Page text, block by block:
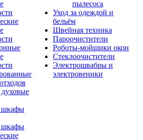
шкафы
шкафы
пылесоса
Уход за одеждой и
бельём
Швейная техника
Пароочистители
Роботы-мойщики окон
Стеклоочистители
Электрошвабры и
электровеники